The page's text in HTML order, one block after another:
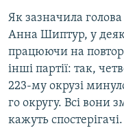
Як зазначила голова
Анна Шиптур, у
працюючи на
інші партії: так,
223-му окрузі
го округу. Всі вони
кажуть спостерігачі.